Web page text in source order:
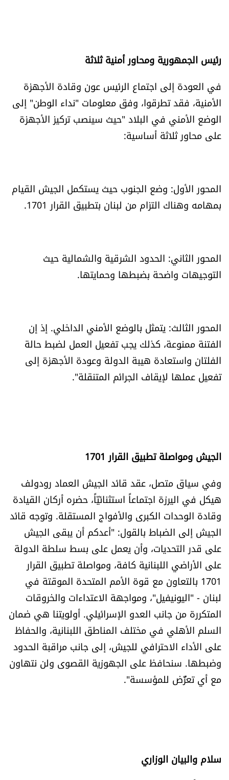
للتواصل معنا
شروط الاستخدام
شروط الإشتراك
رئيس الجمهورية ومحاور أمنية ثلاثة
في العودة إلى اجتماع الرئيس عون وقادة الأجهزة
الأمنية، فقد تطرقوا، وفق معلومات "نداء الوطن" إلى
الوضع الأمني في البلاد "حيث سينصب تركيز الأجهزة
على محاور ثلاثة أساسية:
المحور الأول: وضع الجنوب حيث يستكمل الجيش القيام
بمهامه وهناك التزام من لبنان بتطبيق القرار 1701.
المحور الثاني: الحدود الشرقية والشمالية حيث
التوجيهات واضحة بضبطها وحمايتها.
المحور الثالث: يتمثل بالوضع الأمني الداخلي. إذ إن
الفتنة ممنوعة، كذلك يجب تفعيل العمل لضبط حالة
الفلتان واستعادة هيبة الدولة وعودة الأجهزة إلى
تفعيل عملها لإيقاف الجرائم المتنقلة".
الجيش ومواصلة تطبيق القرار 1701
وفي سياق متصل، عقد قائد الجيش العماد رودولف
هيكل في اليرزة اجتماعاً استثنائيّاً، حضره أركان القيادة
وقادة الوحدات الكبرى والأفواج المستقلة. وتوجه قائد
الجيش إلى الضباط بالقول: "أعدكم أن يبقى الجيش
على قدر التحديات، وأن يعمل على بسط سلطة الدولة
على الأراضي اللبنانية كافة، ومواصلة تطبيق القرار
1701 بالتعاون مع قوة الأمم المتحدة الموقتة في
لبنان - "اليونيفيل"، ومواجهة الاعتداءات والخروقات
المتكررة من جانب العدو الإسرائيلي. أولويتنا هي ضمان
السلم الأهلي في مختلف المناطق اللبنانية، والحفاظ
على الأداء الاحترافي للجيش، إلى جانب مراقبة الحدود
وضبطها. سنحافظ على الجهوزية القصوى ولن نتهاون
مع أي تعرُّض للمؤسسة".
سلام والبيان الوزاري